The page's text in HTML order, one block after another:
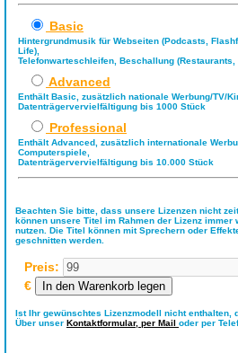
Basic
Hintergrundmusik für Webseiten (Podcasts,
Life),
Telefonwarteschleifen, Beschallung
Advanced
Enthält Basic, zusätzlich nationale Werbung/TV/
Datenträgervervielfältigung bis 1000 Stück
Professional
Enthält Advanced, zusätzlich internationale
Computerspiele,
Datenträgervervielfältigung bis 10.000 Stück
Beachten Sie bitte, dass unsere Lizenzen nicht
können unsere Titel im Rahmen der Lizenz
nutzen. Die Titel können mit Sprechern oder
geschnitten werden.
Preis:
€
Ist Ihr gewünschtes Lizenzmodell nicht enthalten,
Über unser Kontaktformular, per Mail oder per